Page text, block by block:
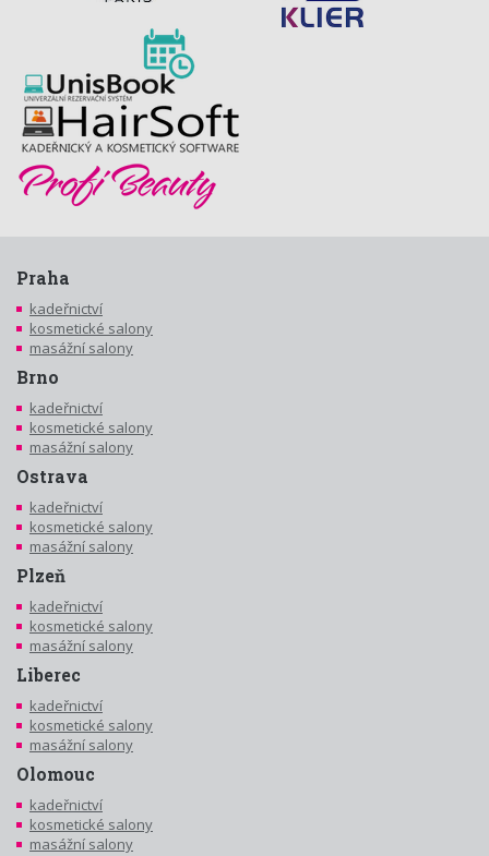
Praha
kadeřnictví
kosmetické salony
masážní salony
Brno
kadeřnictví
kosmetické salony
masážní salony
Ostrava
kadeřnictví
kosmetické salony
masážní salony
Plzeň
kadeřnictví
kosmetické salony
masážní salony
Liberec
kadeřnictví
kosmetické salony
masážní salony
Olomouc
kadeřnictví
kosmetické salony
masážní salony